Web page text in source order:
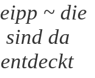
~ die
da